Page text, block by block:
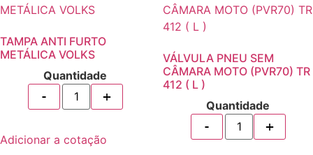
TAMPA ANTI FURTO
METÁLICA VOLKS
Quantidade
Adicionar a cotação
VÁLVULA PNEU SEM
CÂMARA MOTO (PVR70) TR
412 ( L )
Quantidade